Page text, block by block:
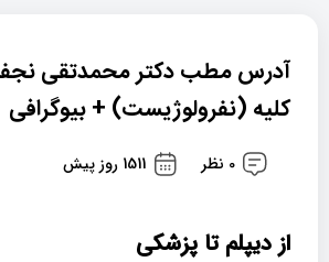
آدرس مطب دکتر محمدتقی
کلیه (نفرولوژیست) + بیوگرافی
0 نظر 1511 روز پیش
از دیپلم تا پزشکی